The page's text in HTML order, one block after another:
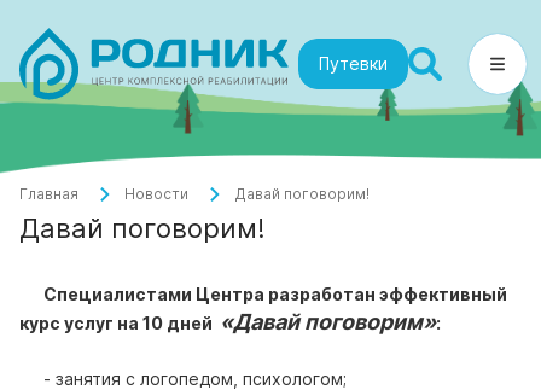
Путевки
Главная Новости Давай поговорим!
Давай поговорим!
Специалистами Центра разработан эффективный
курс услуг на 10 дней «Давай поговорим»:
- занятия с логопедом, психологом;